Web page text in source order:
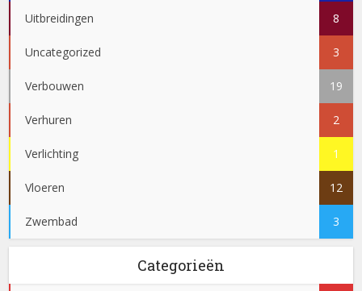
Uitbreidingen 8
Uncategorized 3
Verbouwen 19
Verhuren 2
Verlichting 1
Vloeren 12
Zwembad 3
Categorieën